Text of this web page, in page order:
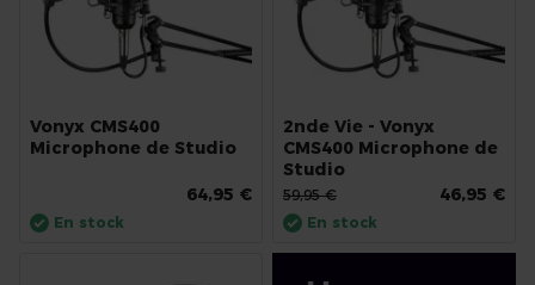
Vonyx CMS400
Microphone de Studio
64,95 €
En stock
2nde Vie - Vonyx
CMS400 Microphone de
Studio
46,95 €
59,95 €
En stock